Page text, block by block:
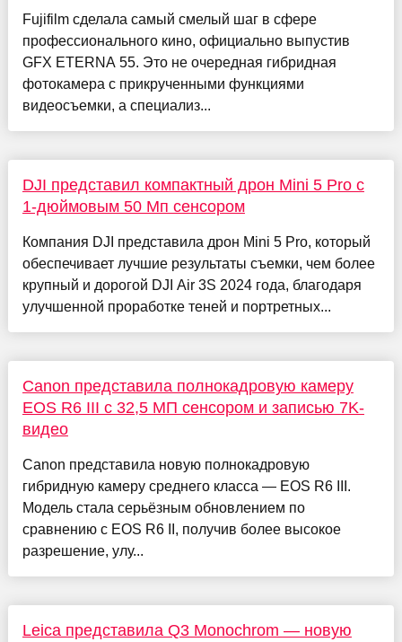
Fujifilm сделала самый смелый шаг в сфере
профессионального кино, официально выпустив
GFX ETERNA 55. Это не очередная гибридная
фотокамера с прикрученными функциями
видеосъемки, а специализ...
DJI представил компактный дрон Mini 5 Pro с
1-дюймовым 50 Мп сенсором
Компания DJI представила дрон Mini 5 Pro, который
обеспечивает лучшие результаты съемки, чем более
крупный и дорогой DJI Air 3S 2024 года, благодаря
улучшенной проработке теней и портретных...
Canon представила полнокадровую камеру
EOS R6 III с 32,5 МП сенсором и записью 7K-
видео
Canon представила новую полнокадровую
гибридную камеру среднего класса — EOS R6 III.
Модель стала серьёзным обновлением по
сравнению с EOS R6 II, получив более высокое
разрешение, улу...
Leica представила Q3 Monochrom — новую